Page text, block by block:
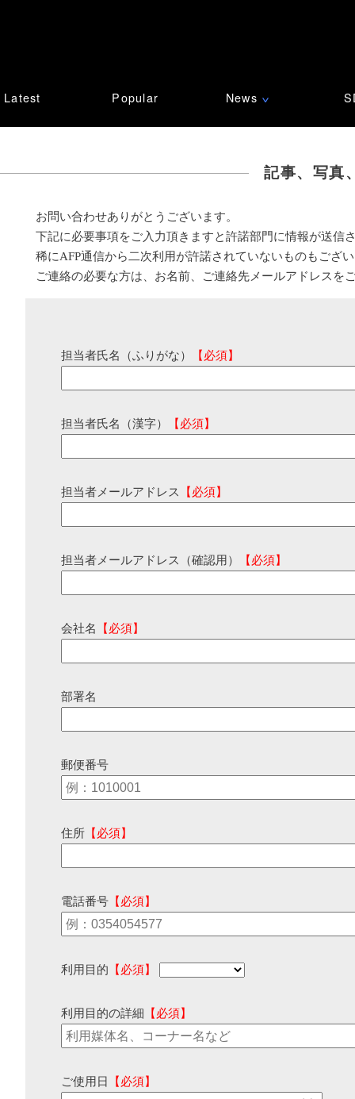
Latest Popular News ∨
記事、写真
お問い合わせありがとうございます。
下記に必要事項をご入力頂きますと許諾部門に情報が送信
稀にAFP通信から二次利用が許諾されていないものもござ
ご連絡の必要な方は、お名前、ご連絡先メールアドレスを
担当者氏名（ふりがな） 【必須】
担当者氏名（漢字） 【必須】
担当者メールアドレス 【必須】
担当者メールアドレス（確認用） 【必須】
会社名 【必須】
部署名
郵便番号
住所 【必須】
電話番号 【必須】
利用目的 【必須】
利用目的の詳細 【必須】
ご使用日 【必須】